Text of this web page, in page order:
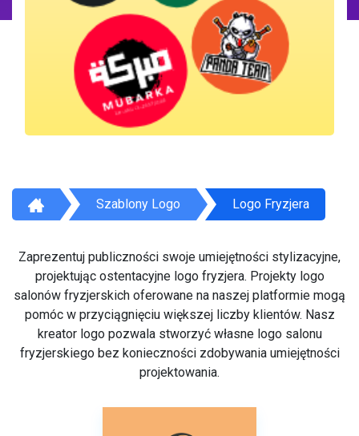
Szablony Logo Logo Fryzjera
Zaprezentuj publiczności swoje umiejętności stylizacyjne,
projektując ostentacyjne logo fryzjera. Projekty logo
salonów fryzjerskich oferowane na naszej platformie mogą
pomóc w przyciągnięciu większej liczby klientów. Nasz
kreator logo pozwala stworzyć własne logo salonu
fryzjerskiego bez konieczności zdobywania umiejętności
projektowania.